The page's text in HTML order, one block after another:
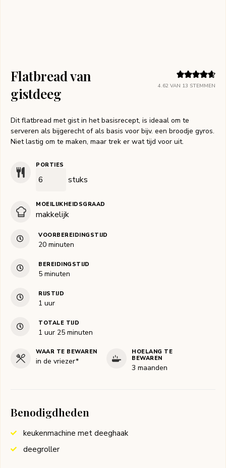
4.62 VAN 13 STEMMEN
Flatbread van
gistdeeg
Dit flatbread met gist in het basisrecept, is ideaal om te
serveren als bijgerecht of als basis voor bijv. een broodje gyros.
Niet lastig om te maken, maar trek er wat tijd voor uit.
PORTIES
stuks
MOEILIJKHEIDSGRAAD
makkelijk
VOORBEREIDINGSTIJD
20minuten
minuten
BEREIDINGSTIJD
5minuten
minuten
RIJSTIJD
1 uur
uur
TOTALE TIJD
1 uur
uur 25minuten
minuten
WAAR TE BEWAREN
in de vriezer*
HOELANG TE
BEWAREN
3 maanden
Benodigdheden
keukenmachine met deeghaak
deegroller